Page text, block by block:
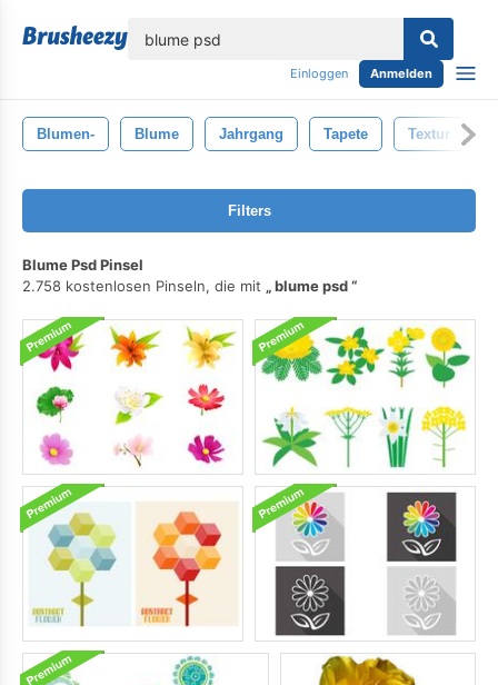
Einloggen Anmelden
Blumen- Blume Jahrgang Tapete Textur
Filters
Blume Psd Pinsel
2.758 kostenlosen Pinseln, die mit
blume psd